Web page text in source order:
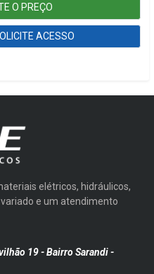
O PREÇO
ACESSO
elétricos, hidráulicos,
e um atendimento
19 - Bairro Sarandi-